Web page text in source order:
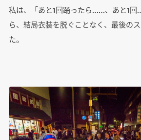
私は、「あと1回踊ったら……、あと1
ら、結局衣装を脱ぐことなく、最後の
た。